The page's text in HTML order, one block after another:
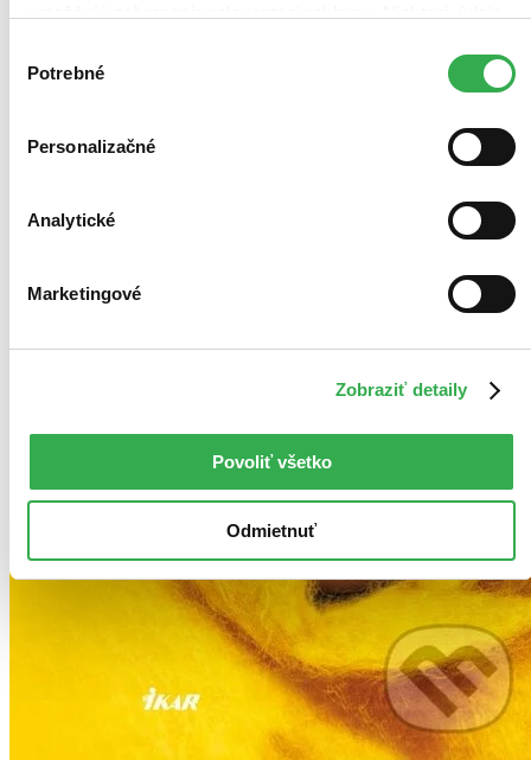
keby sme mohli používať všetky tieto cookies. Ďakujeme!
súhlasu
Potrebné
Personalizačné
Analytické
Marketingové
Zobraziť detaily
Povoliť všetko
Odmietnuť